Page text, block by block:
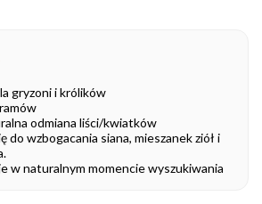
gryzoni i królików
odmiana liści/kwiatków
do wzbogacania siana, mieszanek ziół i
w naturalnym momencie wyszukiwania